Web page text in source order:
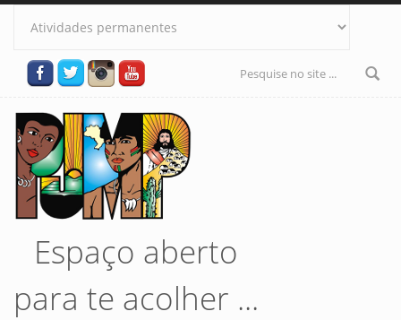
Pular para o conteúdo principal
Formulário
Espaço aberto
para te acolher ...